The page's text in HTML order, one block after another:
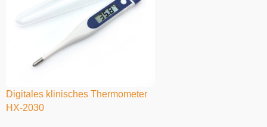
Digitales klinisches Thermometer
HX-2030